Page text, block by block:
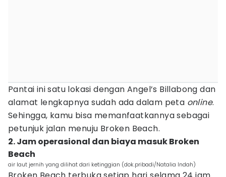
Pantai ini satu lokasi dengan Angel’s Billabong dan
alamat lengkapnya sudah ada dalam peta online.
Sehingga, kamu bisa memanfaatkannya sebagai
petunjuk jalan menuju Broken Beach.
2. Jam operasional dan biaya masuk Broken
Beach
air laut jernih yang dilihat dari ketinggian (dok.pribadi/Natalia Indah)